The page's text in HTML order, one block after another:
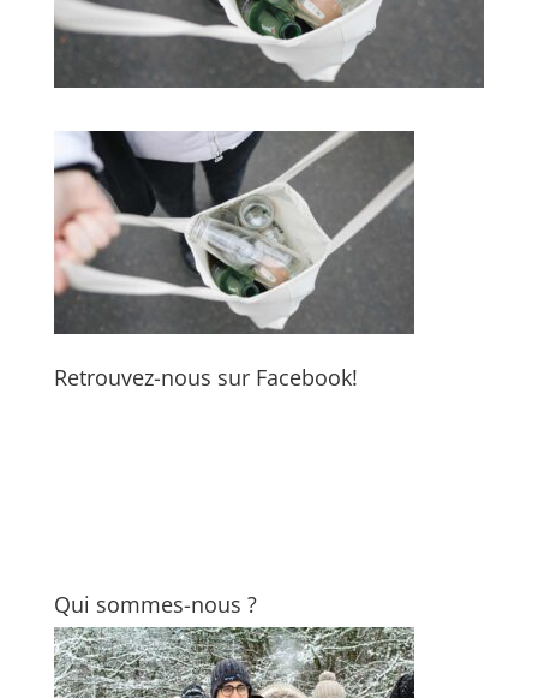
Retrouvez-nous sur Facebook!
Qui sommes-nous ?